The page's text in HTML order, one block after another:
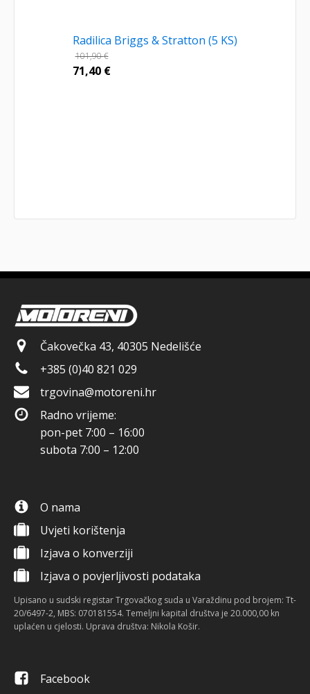
Radilica Briggs & Stratton (5 KS)
101,90€
71,40 €
Čakovečka 43, 40305 Nedelišće
+385 (0)40 821 029
trgovina@motoreni.hr
Radno vrijeme:
pon-pet 7:00 – 16:00
subota 7:00 – 12:00
O nama
Uvjeti korištenja
Izjava o konverziji
Izjava o povjerljivosti podataka
Upisano u sudski registar Trgovačkog suda u Varaždinu pod brojem: Tt-
20/6497-2, MBS: 070181554. Temeljni kapital društva je 20.000,00 kn
uplaćen u cjelosti. Uprava društva: Nikola Košir.
Facebook